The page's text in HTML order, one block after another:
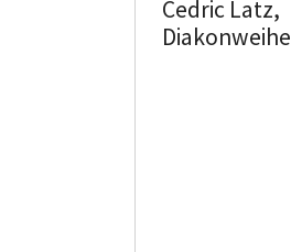
Cedric Latz,
Diakonweihe